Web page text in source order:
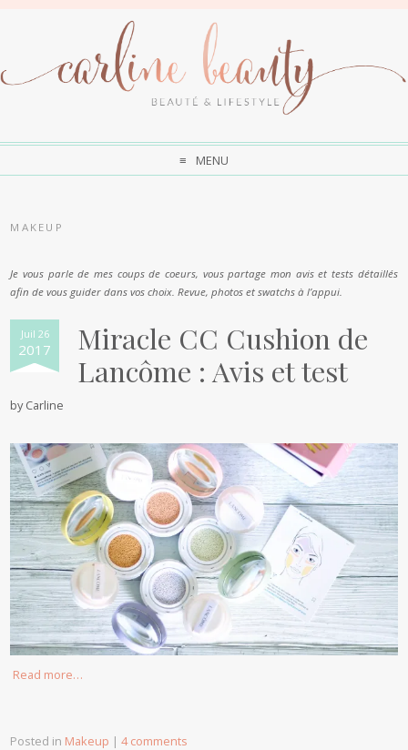
MENU
MAKEUP
Je vous parle de mes coups de coeurs, vous partage mon avis et tests détaillés
afin de vous guider dans vos choix. Revue, photos et swatchs à l’appui.
Juil 26
2017
Miracle CC Cushion de
Lancôme : Avis et test
byCarline
Read more…
Posted in Makeup |4 comments